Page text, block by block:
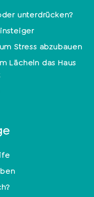
unterdrücken?
Stress abzubauen
Lächeln das Haus